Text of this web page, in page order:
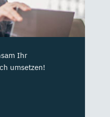
Ihr
umsetzen!